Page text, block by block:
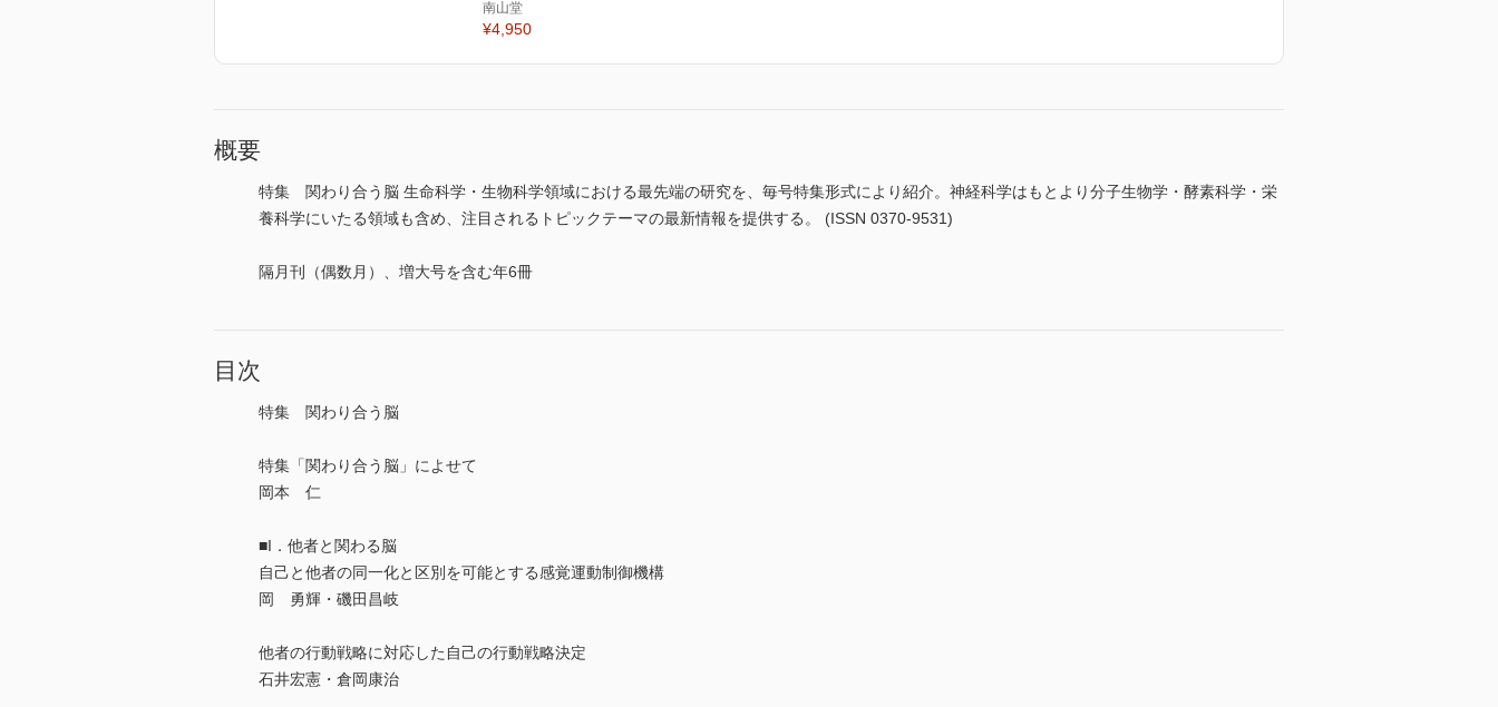
南山堂
¥4,950
概要
特集 関わり合う脳 生命科学・生物科学領域における最先端の研究を、毎号特集形式により紹介。神経科学はもとより分子生物学・酵素科学・栄
養科学にいたる領域も含め、注目されるトピックテーマの最新情報を提供する。 (ISSN 0370-9531)
隔月刊（偶数月）、増大号を含む年6冊
目次
特集 関わり合う脳
特集「関わり合う脳」によせて
岡本 仁
■I．他者と関わる脳
自己と他者の同一化と区別を可能とする感覚運動制御機構
岡 勇輝・磯田昌岐
他者の行動戦略に対応した自己の行動戦略決定
石井宏憲・倉岡康治